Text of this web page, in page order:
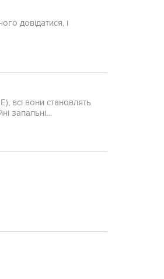
довідатися, і
всі вони становлять
запальні